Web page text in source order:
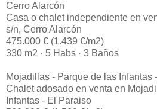
Cerro Alarcón
Casa o chalet independiente en
s/n, Cerro Alarcón
475.000 € (1.439 €/m2)
330 m2 · 5 Habs · 3 Baños
Mojadillas - Parque de las Infantas
Chalet adosado en venta en
Infantas - El Paraiso